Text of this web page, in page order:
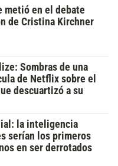
metió en el debate
de Cristina Kirchner
Sombras de una
de Netflix sobre el
descuartizó a su
la inteligencia
serían los primeros
en ser derrotados